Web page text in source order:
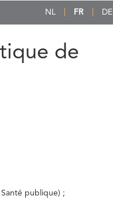
NL FR DE
de
publique) ;